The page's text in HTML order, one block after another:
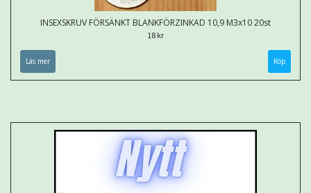
INSEXSKRUV FÖRSÄNKT BLANKFÖRZINKAD 10,9 M3x10 20st
18 kr
Läs mer